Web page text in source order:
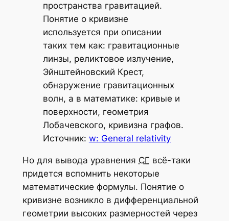
пространства гравитацией.
Понятие о кривизне
используется при описании
таких тем как: гравитационные
линзы, реликтовое излучение,
Эйнштейновский Крест,
обнаружение гравитационных
волн, а в математике: кривые и
поверхности, геометрия
Лобачевского, кривизна графов.
Источник: w: General relativity
Но для вывода уравнения СГ всё-таки
придется вспомнить некоторые
математические формулы. Понятие о
кривизне возникло в дифференциальной
геометрии высоких размерностей через